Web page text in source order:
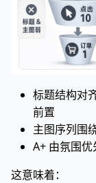
标题结构对
前置
主图序列围
A+ 由氛围
这意味着：